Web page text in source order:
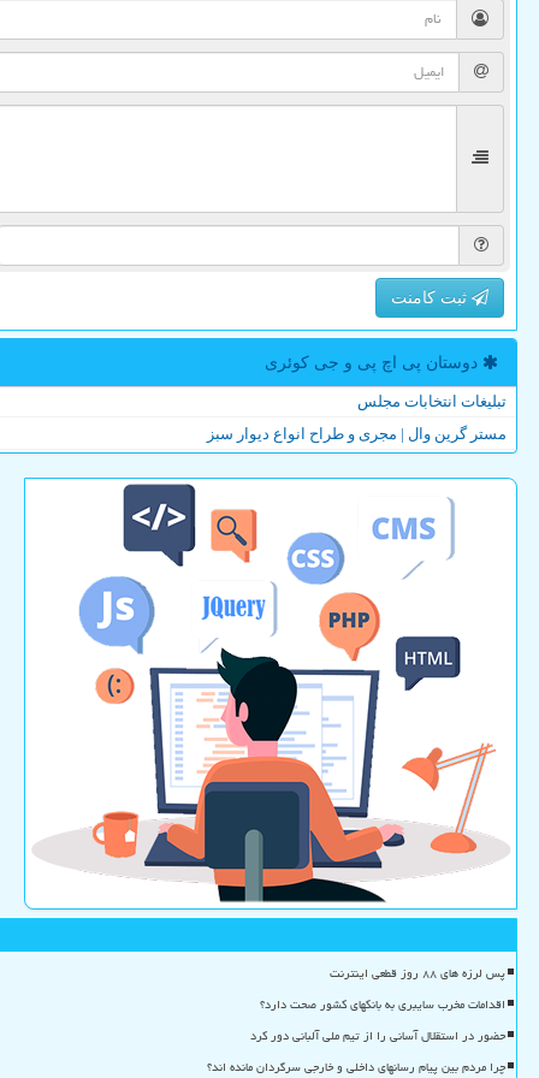
ثبت کامنت
دوستان پی اچ پی و جی كوئری
تبلیغات انتخابات مجلس
مستر گرین وال | مجری و طراح انواع دیوار سبز
پس لرزه های ۸۸ روز قطعی اینترنت
اقدامات مخرب سایبری به بانکهای کشور صحت دارد؟
حضور در استقلال آسانی را از تیم ملی آلبانی دور کرد
چرا مردم بین پیام رسانهای داخلی و خارجی سرگردان مانده اند؟